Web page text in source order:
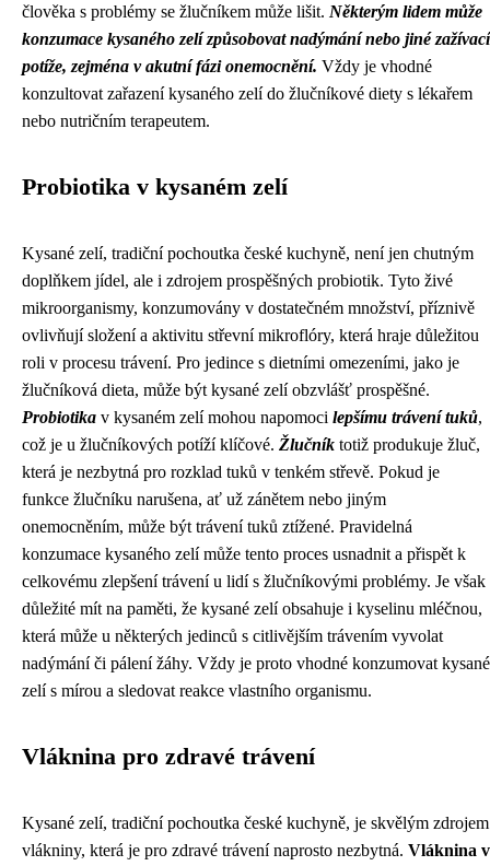
člověka s problémy se žlučníkem může lišit. Některým lidem může
konzumace kysaného zelí způsobovat nadýmání nebo jiné zažívací
potíže, zejména v akutní fázi onemocnění. Vždy je vhodné
konzultovat zařazení kysaného zelí do žlučníkové diety s lékařem
nebo nutričním terapeutem.
Probiotika v kysaném zelí
Kysané zelí, tradiční pochoutka české kuchyně, není jen chutným
doplňkem jídel, ale i zdrojem prospěšných probiotik. Tyto živé
mikroorganismy, konzumovány v dostatečném množství, příznivě
ovlivňují složení a aktivitu střevní mikroflóry, která hraje důležitou
roli v procesu trávení. Pro jedince s dietními omezeními, jako je
žlučníková dieta, může být kysané zelí obzvlášť prospěšné.
Probiotika v kysaném zelí mohou napomoci lepšímu trávení tuků,
což je u žlučníkových potíží klíčové. Žlučník totiž produkuje žluč,
která je nezbytná pro rozklad tuků v tenkém střevě. Pokud je
funkce žlučníku narušena, ať už zánětem nebo jiným
onemocněním, může být trávení tuků ztížené. Pravidelná
konzumace kysaného zelí může tento proces usnadnit a přispět k
celkovému zlepšení trávení u lidí s žlučníkovými problémy. Je však
důležité mít na paměti, že kysané zelí obsahuje i kyselinu mléčnou,
která může u některých jedinců s citlivějším trávením vyvolat
nadýmání či pálení žáhy. Vždy je proto vhodné konzumovat kysané
zelí s mírou a sledovat reakce vlastního organismu.
Vláknina pro zdravé trávení
Kysané zelí, tradiční pochoutka české kuchyně, je skvělým zdrojem
vlákniny, která je pro zdravé trávení naprosto nezbytná. Vláknina v